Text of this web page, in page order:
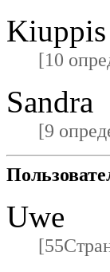
Kiuppis
[10
Sandra
[9
Uwe